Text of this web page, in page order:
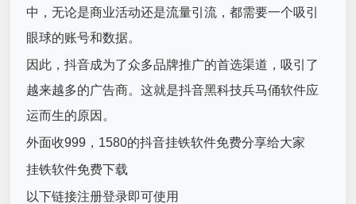
中，无论是商业活动还是流量引流，都需要一个吸引
眼球的账号和数据。
因此，抖音成为了众多品牌推广的首选渠道，吸引了
越来越多的广告商。这就是抖音黑科技兵马俑软件应
运而生的原因。
外面收999，1580的抖音挂铁软件免费分享给大家
挂铁软件免费下载
以下链接注册登录即可使用